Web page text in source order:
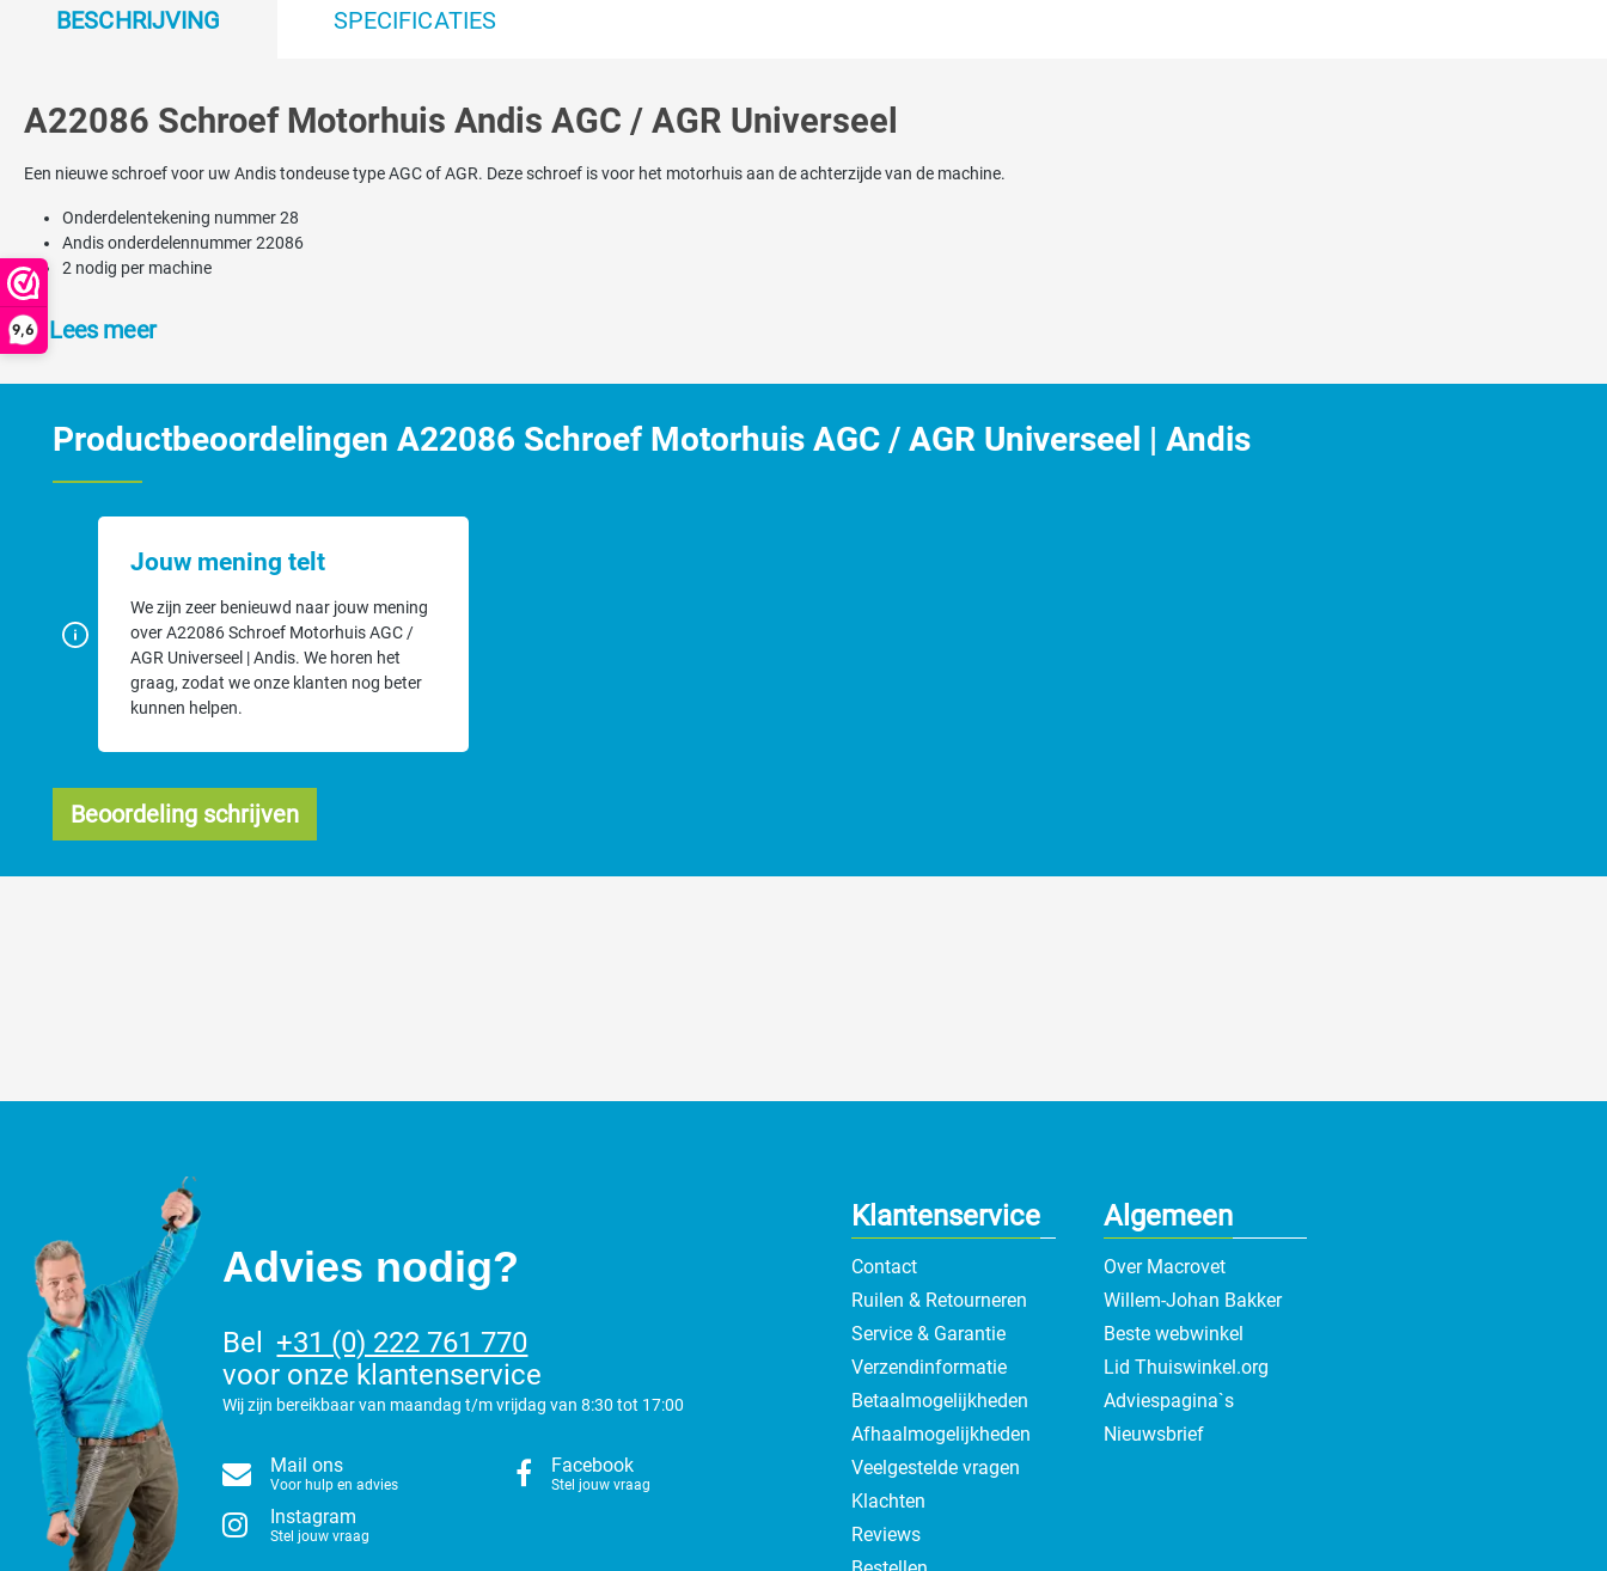
9,6
BESCHRIJVING SPECIFICATIES
A22086 Schroef Motorhuis Andis AGC / AGR Universeel
Een nieuwe schroef voor uw Andis tondeuse type AGC of AGR. Deze schroef is voor het motorhuis aan de achterzijde van de machine.
Onderdelentekening nummer 28
Andis onderdelennummer 22086
2 nodig per machine
Lees meer
Productbeoordelingen A22086 Schroef Motorhuis AGC / AGR Universeel | Andis
Jouw mening telt
We zijn zeer benieuwd naar jouw mening
over A22086 Schroef Motorhuis AGC /
AGR Universeel | Andis. We horen het
graag, zodat we onze klanten nog beter
kunnen helpen.
Beoordeling schrijven
Klantenservice
Contact
Ruilen & Retourneren
Service & Garantie
Verzendinformatie
Betaalmogelijkheden
Afhaalmogelijkheden
Veelgestelde vragen
Klachten
Reviews
Algemeen
Over Macrovet
Willem-Johan Bakker
Beste webwinkel
Lid Thuiswinkel.org
Adviespagina`s
Nieuwsbrief
Advies nodig?
Bel
+31 (0) 222 761 770
voor onze klantenservice
Wij zijn bereikbaar van maandag t/m vrijdag van 8:30 tot 17:00
Mail ons
Voor hulp en advies
Facebook
Stel jouw vraag
Instagram
Stel jouw vraag